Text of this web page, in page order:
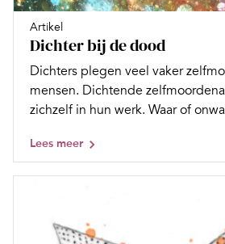
Artikel
Dichter bij de dood
Dichters plegen veel vaker
mensen. Dichtende
zichzelf in hun werk. Waar of
Lees meer